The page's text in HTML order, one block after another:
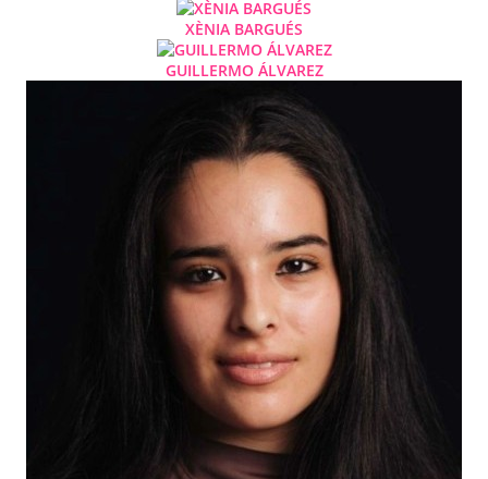
XÈNIA BARGUÉS
GUILLERMO ÁLVAREZ